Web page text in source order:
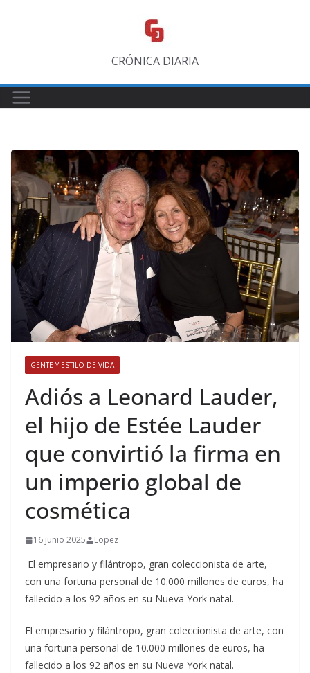
CRÓNICA DIARIA
GENTE Y ESTILO DE VIDA
​Adiós a Leonard Lauder,
el hijo de Estée Lauder
que convirtió la firma en
un imperio global de
cosmética
16 junio 2025 Lopez
El empresario y filántropo, gran coleccionista de arte,
con una fortuna personal de 10.000 millones de euros, ha
fallecido a los 92 años en su Nueva York natal.
​El empresario y filántropo, gran coleccionista de arte, con
una fortuna personal de 10.000 millones de euros, ha
fallecido a los 92 años en su Nueva York natal.